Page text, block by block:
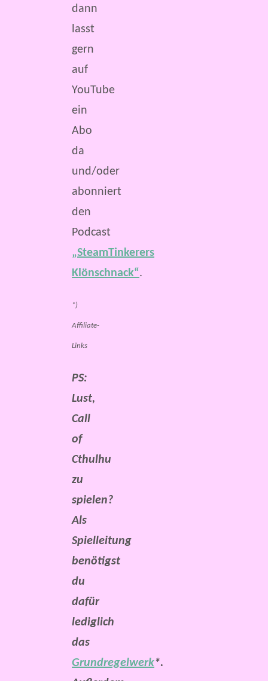
dann
lasst
gern
auf
YouTube
ein
Abo
da
und/oder
abonniert
den
Podcast
„SteamTinkerers
Klönschnack“.
*)
Affiliate-
Links
PS:
Lust,
Call
of
Cthulhu
zu
spielen?
Als
Spielleitung
benötigst
du
dafür
lediglich
das
Grundregelwerk*.